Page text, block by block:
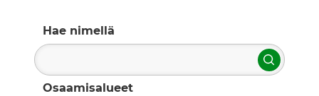
Hae nimellä
Hae
Osaamisalueet